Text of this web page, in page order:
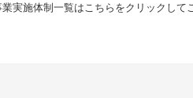
実施体制一覧はこちらをクリックして